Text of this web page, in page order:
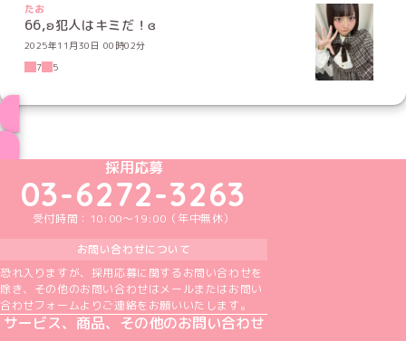
たお
66,ʚ犯人はキミだ！ɞ
2025年11月30日 00時02分
7
5
めいどりーみんTikTok公式アカウント
めいどりーみんX公式アカウント
めいどりーみんInstagram公式アカウント
めいどりーみんFacebook公式アカウン
めいどりーみんYouTube公式アカ
採用応募
03-6272-3263
受付時間：10:00～19:00（年中無休）
お問い合わせについて
恐れ入りますが、採用応募に関するお問い合わせを
除き、その他のお問い合わせはメールまたはお問い
合わせフォームよりご連絡をお願いいたします。
サービス、商品、その他のお問い合わせ